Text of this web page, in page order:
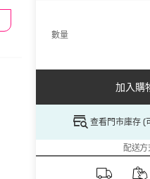
數量
加入購
查看門市庫存 (
配送方